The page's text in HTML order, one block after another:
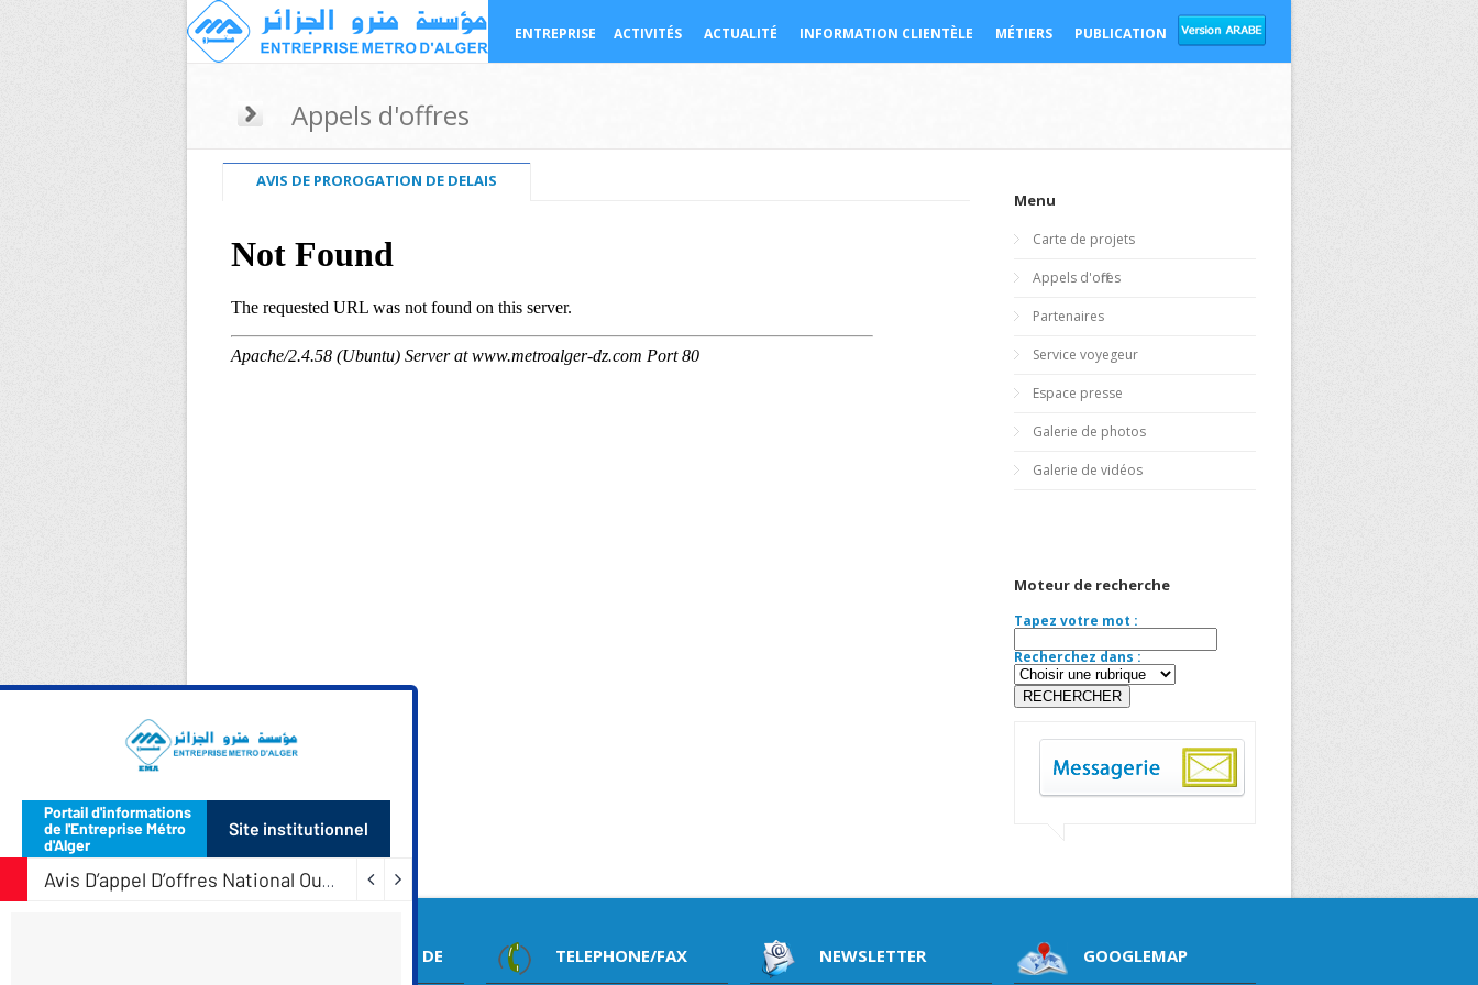
ENTREPRISE ACTIVITÉS ACTUALITÉ INFORMATION CLIENTÈLE MÉTIERS PUBLICATION
Appels d'offres
AVIS DE PROROGATION DE DELAIS
Menu
Carte de projets
Appels d'offres
Partenaires
Service voyegeur
Espace presse
Galerie de photos
Galerie de vidéos
Moteur de recherche
Tapez votre mot :
Recherchez dans :
COORDONNEES DE TELEPHONE/FAX NEWSLETTER GOOGLEMAP